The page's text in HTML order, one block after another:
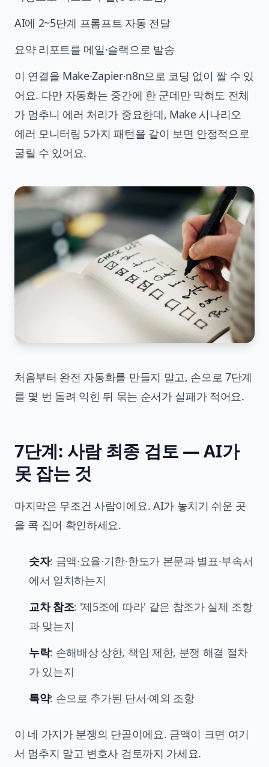
AI에 2~5단계 프롬프트 자동 전달
요약 리포트를 메일·슬랙으로 발송
이 연결을 Make·Zapier·n8n으로 코딩 없이 짤 수 있
어요. 다만 자동화는 중간에 한 군데만 막혀도 전체
가 멈추니 에러 처리가 중요한데, Make 시나리오
에러 모니터링 5가지 패턴을 같이 보면 안정적으로
굴릴 수 있어요.
처음부터 완전 자동화를 만들지 말고, 손으로 7단계
를 몇 번 돌려 익힌 뒤 묶는 순서가 실패가 적어요.
7단계: 사람 최종 검토 — AI가
못 잡는 것
마지막은 무조건 사람이에요. AI가 놓치기 쉬운 곳
을 콕 집어 확인하세요.
숫자: 금액·요율·기한·한도가 본문과 별표·부속서
에서 일치하는지
교차 참조: '제5조에 따라' 같은 참조가 실제 조항
과 맞는지
누락: 손해배상 상한, 책임 제한, 분쟁 해결 절차
가 있는지
특약: 손으로 추가된 단서·예외 조항
이 네 가지가 분쟁의 단골이에요. 금액이 크면 여기
서 멈추지 말고 변호사 검토까지 가세요.